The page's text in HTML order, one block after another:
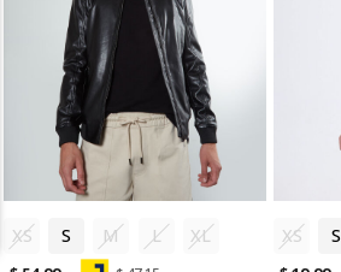
XS S M L XL XS S